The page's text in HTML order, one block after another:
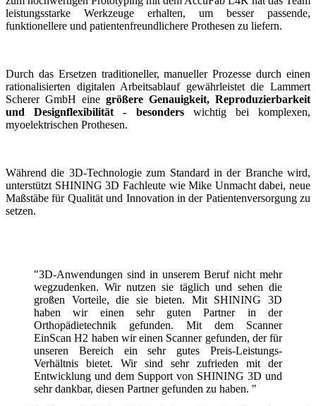
leistungsstarke Werkzeuge erhalten, um besser passende,
funktionellere und patientenfreundlichere Prothesen zu liefern.
Durch das Ersetzen traditioneller, manueller Prozesse durch einen
rationalisierten digitalen Arbeitsablauf gewährleistet die Lammert
Scherer GmbH eine größere Genauigkeit, Reproduzierbarkeit
und Designflexibilität - besonders wichtig bei komplexen,
myoelektrischen Prothesen.
Während die 3D-Technologie zum Standard in der Branche wird,
unterstützt SHINING 3D Fachleute wie Mike Unmacht dabei, neue
Maßstäbe für Qualität und Innovation in der Patientenversorgung zu
setzen.
"3D-Anwendungen sind in unserem Beruf nicht mehr
wegzudenken. Wir nutzen sie täglich und sehen die
großen Vorteile, die sie bieten. Mit SHINING 3D
haben wir einen sehr guten Partner in der
Orthopädietechnik gefunden. Mit dem Scanner
EinScan H2 haben wir einen Scanner gefunden, der für
unseren Bereich ein sehr gutes Preis-Leistungs-
Verhältnis bietet. Wir sind sehr zufrieden mit der
Entwicklung und dem Support von SHINING 3D und
sehr dankbar, diesen Partner gefunden zu haben. "